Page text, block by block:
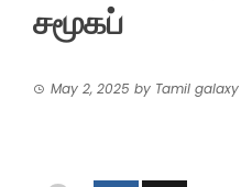
சமூகப்
May 2, 2025 by Tamil galaxy